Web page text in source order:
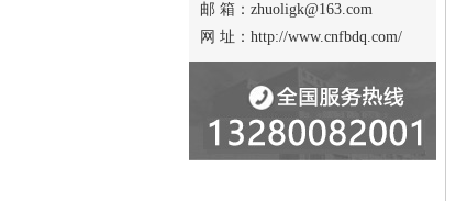
邮 箱：zhuoligk@163.com
网 址：http://www.cnfbdq.com/